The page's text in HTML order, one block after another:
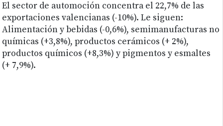
El sector de automoción concentra el 22,7% de las
exportaciones valencianas (-10%). Le siguen:
Alimentación y bebidas (-0,6%), semimanufacturas no
químicas (+3,8%), productos cerámicos (+ 2%),
productos químicos (+8,3%) y pigmentos y esmaltes
(+ 7,9%).